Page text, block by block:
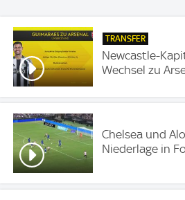
TRANSFER
Newcastle-
Wechsel zu
Chelsea und
Niederlage in